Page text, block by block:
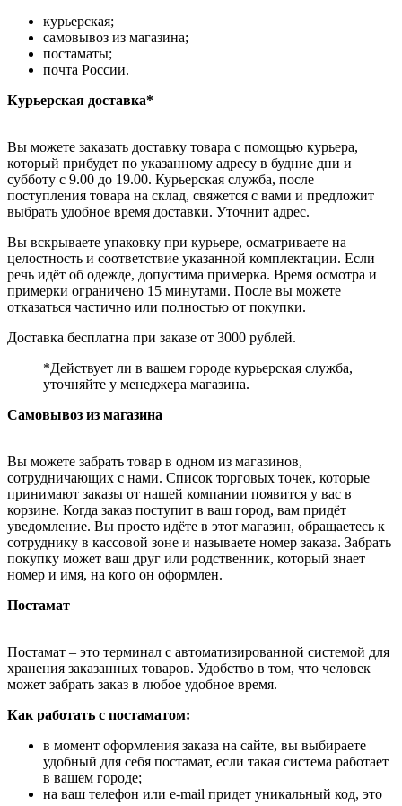
курьерская;
самовывоз из магазина;
постаматы;
почта России.
Курьерская доставка*
Вы можете заказать доставку товара с помощью курьера,
который прибудет по указанному адресу в будние дни и
субботу с 9.00 до 19.00. Курьерская служба, после
поступления товара на склад, свяжется с вами и предложит
выбрать удобное время доставки. Уточнит адрес.
Вы вскрываете упаковку при курьере, осматриваете на
целостность и соответствие указанной комплектации. Если
речь идёт об одежде, допустима примерка. Время осмотра и
примерки ограничено 15 минутами. После вы можете
отказаться частично или полностью от покупки.
Доставка бесплатна при заказе от 3000 рублей.
*Действует ли в вашем городе курьерская служба,
уточняйте у менеджера магазина.
Самовывоз из магазина
Вы можете забрать товар в одном из магазинов,
сотрудничающих с нами. Список торговых точек, которые
принимают заказы от нашей компании появится у вас в
корзине. Когда заказ поступит в ваш город, вам придёт
уведомление. Вы просто идёте в этот магазин, обращаетесь к
сотруднику в кассовой зоне и называете номер заказа. Забрать
покупку может ваш друг или родственник, который знает
номер и имя, на кого он оформлен.
Постамат
Постамат – это терминал с автоматизированной системой для
хранения заказанных товаров. Удобство в том, что человек
может забрать заказ в любое удобное время.
Как работать с постаматом:
в момент оформления заказа на сайте, вы выбираете
удобный для себя постамат, если такая система работает
в вашем городе;
на ваш телефон или e-mail придет уникальный код, это